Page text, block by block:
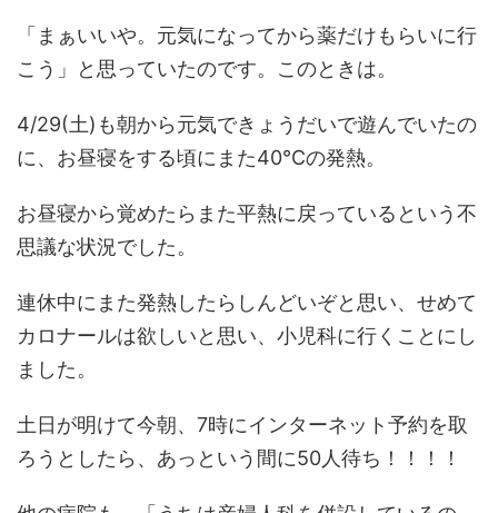
「まぁいいや。元気になってから薬だけもらいに行
こう」と思っていたのです。このときは。
4/29(土)も朝から元気できょうだいで遊んでいたの
に、お昼寝をする頃にまた40℃の発熱。
お昼寝から覚めたらまた平熱に戻っているという不
思議な状況でした。
連休中にまた発熱したらしんどいぞと思い、せめて
カロナールは欲しいと思い、小児科に行くことにし
ました。
土日が明けて今朝、7時にインターネット予約を取
ろうとしたら、あっという間に50人待ち！！！！